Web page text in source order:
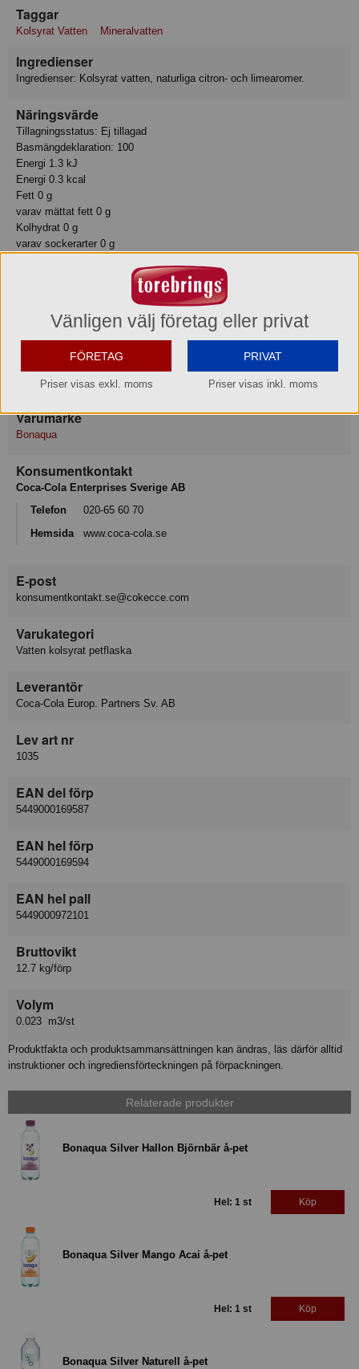
Taggar
Kolsyrat Vatten Mineralvatten
Ingredienser
Ingredienser: Kolsyrat vatten, naturliga citron- och limearomer.
Näringsvärde
Tillagningsstatus: Ej tillagad
Basmängdeklaration: 100
Energi 1.3 kJ
Energi 0.3 kcal
Fett 0 g
varav mättat fett 0 g
Kolhydrat 0 g
varav sockerarter 0 g
Förvaring
Max-/Mintemperatur: 25/4°C
Ursprungsland
Sverige
Varumärke
Bonaqua
Konsumentkontakt
Coca-Cola Enterprises Sverige AB
Telefon
020-65 60 70
Hemsida
www.coca-cola.se
E-post
konsumentkontakt.se@cokecce.com
Varukategori
Vatten kolsyrat petflaska
Leverantör
Coca-Cola Europ. Partners Sv. AB
Lev art nr
1035
EAN del förp
5449000169587
EAN hel förp
5449000169594
EAN hel pall
5449000972101
Bruttovikt
12.7 kg/förp
Volym
0.023 m3/st
Produktfakta och produktsammansättningen kan ändras, läs därför alltid
instruktioner och ingrediensförteckningen på förpackningen.
Relaterade produkter
Bonaqua Silver Hallon Björnbär å-pet
Hel: 1 st Köp
Bonaqua Silver Mango Acai å-pet
Hel: 1 st Köp
Bonaqua Silver Naturell å-pet
Vänligen välj företag eller privat
FÖRETAG
Priser visas exkl. moms
PRIVAT
Priser visas inkl. moms